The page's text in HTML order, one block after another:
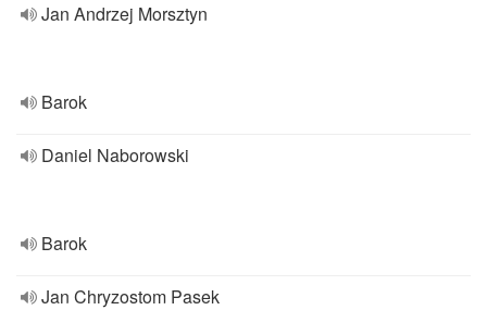
Jan Andrzej Morsztyn
Barok
Daniel Naborowski
Barok
Jan Chryzostom Pasek